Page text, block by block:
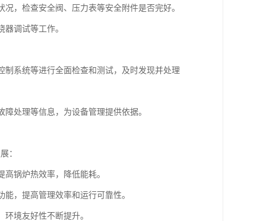
，检查安全阀、压力表等安全附件是否完好。
调试等工作。
系统等进行全面检查和测试，及时发现并处理
处理等信息，为设备管理提供依据。
：
锅炉热效率，降低能耗。
，提高管理效率和运行可靠性。
境友好性不断提升。